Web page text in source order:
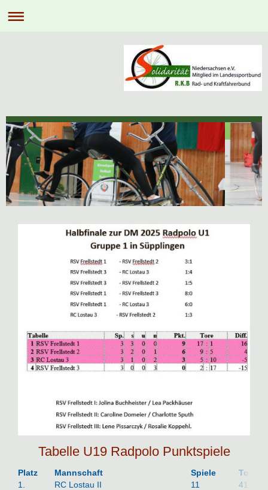
Tabelle U19 Radpolo Punktspiele
Platz Mannschaft Spiele
Tore
1.
RC Lostau II 11 41